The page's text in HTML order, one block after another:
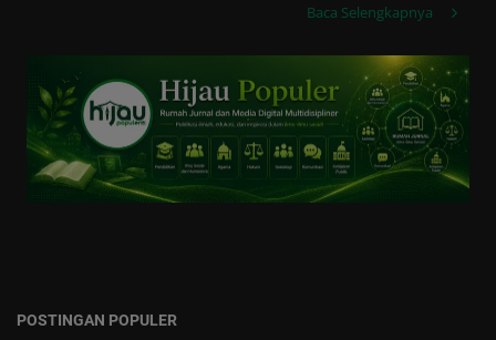
Baca Selengkapnya
POSTINGAN POPULER